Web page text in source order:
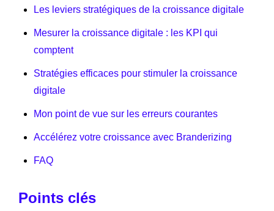
Les leviers stratégiques de la croissance digitale
Mesurer la croissance digitale : les KPI qui
comptent
Stratégies efficaces pour stimuler la croissance
digitale
Mon point de vue sur les erreurs courantes
Accélérez votre croissance avec Branderizing
FAQ
Points clés